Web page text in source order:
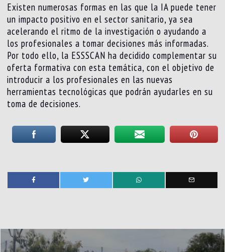
Existen numerosas formas en las que la IA puede tener
un impacto positivo en el sector sanitario, ya sea
acelerando el ritmo de la investigación o ayudando a
los profesionales a tomar decisiones más informadas.
Por todo ello, la ESSSCAN ha decidido complementar su
oferta formativa con esta temática, con el objetivo de
introducir a los profesionales en las nuevas
herramientas tecnológicas que podrán ayudarles en su
toma de decisiones.